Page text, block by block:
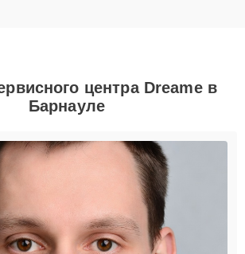
центра Dreame в
Барнауле